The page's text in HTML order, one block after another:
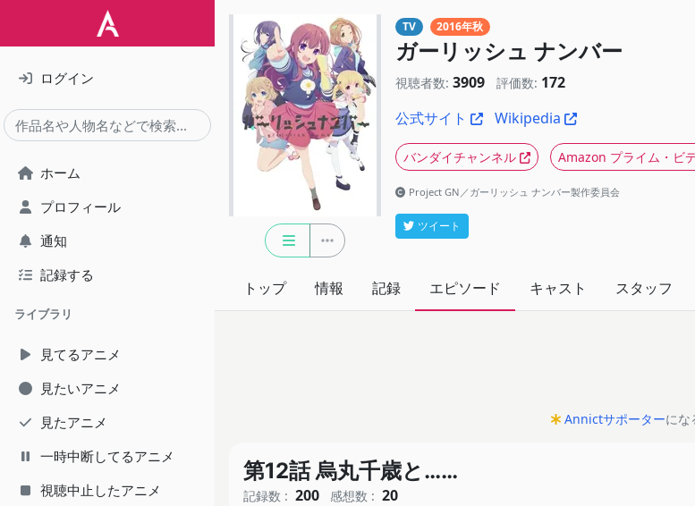
ログイン
ホーム
プロフィール
通知
記録する
ライブラリ
見てるアニメ
見たいアニメ
見たアニメ
一時中断してるアニメ
視聴中止したアニメ
TV 2016年秋
ガーリッシュ ナンバー
視聴者数: 3909 評価数: 172
公式サイト
Wikipedia
バンダイチャンネル Amazon プライム・ビ
Project GN／ガーリッシュ ナンバー製作委員会
ツイート
トップ 情報 記録 エピソード キャスト スタッフ
Annictサポーターにな
第12話 烏丸千歳と……
記録数 : 200 感想数 : 20